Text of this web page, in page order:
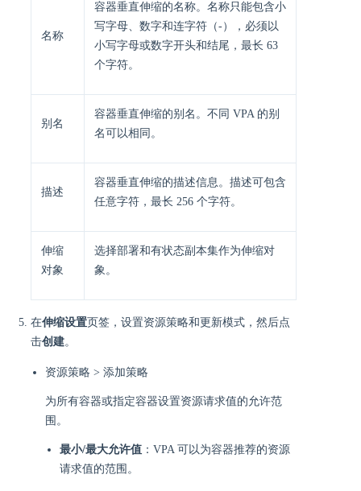
名称
容器垂直伸缩的名称。名称只能包含小
写字母、数字和连字符（-），必须以
小写字母或数字开头和结尾，最长 63
个字符。
别名
容器垂直伸缩的别名。不同 VPA 的别
名可以相同。
描述
容器垂直伸缩的描述信息。描述可包含
任意字符，最长 256 个字符。
伸缩
对象
选择部署和有状态副本集作为伸缩对
象。
在伸缩设置页签，设置资源策略和更新模式，然后点
击创建。
资源策略 > 添加策略
为所有容器或指定容器设置资源请求值的允许范
围。
最小/最大允许值 ：​VPA 可以为容器​​推荐的资源
请求值的范围​。